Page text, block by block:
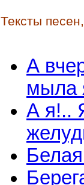
Тексты
А
мыла
А я!..